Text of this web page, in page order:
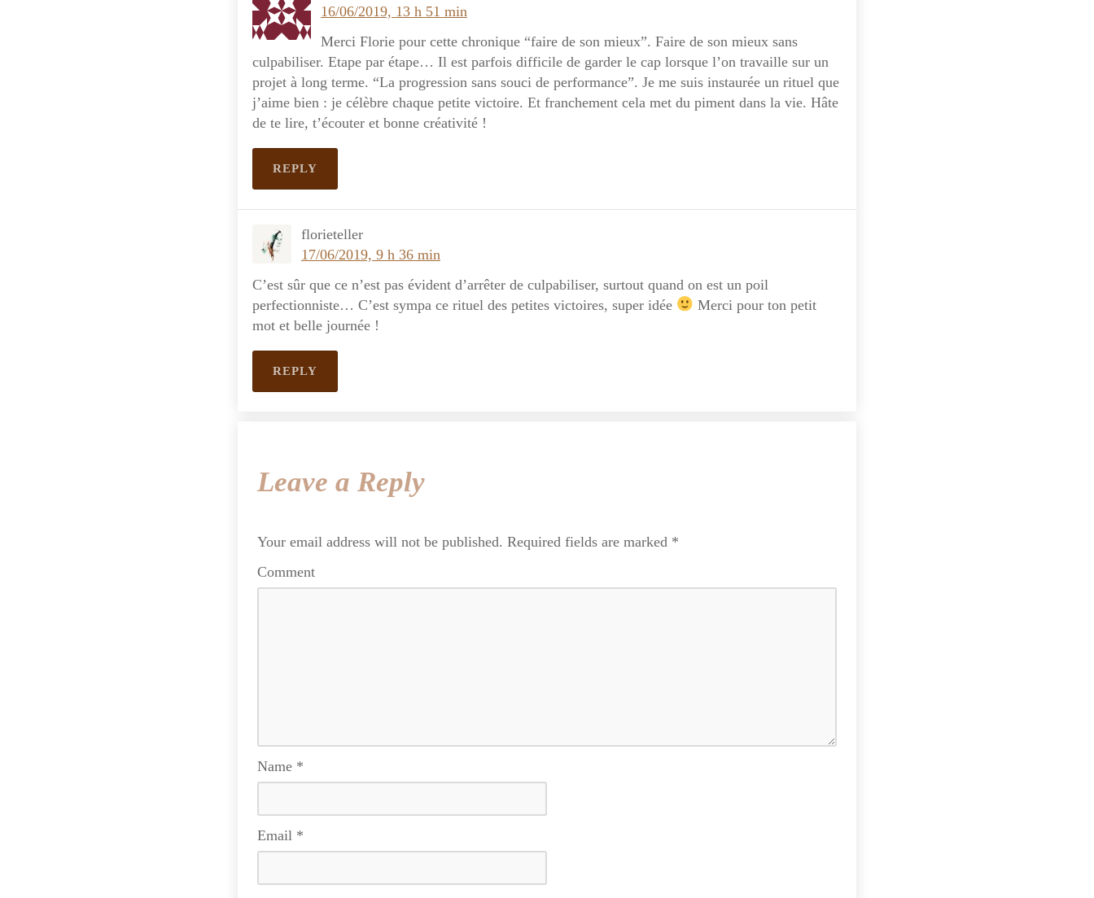
16/06/2019, 13 h 51 min
Merci Florie pour cette chronique “faire de son mieux”. Faire de son mieux sans
culpabiliser. Etape par étape… Il est parfois difficile de garder le cap lorsque l’on travaille sur un
projet à long terme. “La progression sans souci de performance”. Je me suis instaurée un rituel que
j’aime bien : je célèbre chaque petite victoire. Et franchement cela met du piment dans la vie. Hâte
de te lire, t’écouter et bonne créativité !
REPLY
florieteller
17/06/2019, 9 h 36 min
C’est sûr que ce n’est pas évident d’arrêter de culpabiliser, surtout quand on est un poil
perfectionniste… C’est sympa ce rituel des petites victoires, super idée
Merci pour ton petit
mot et belle journée !
REPLY
Leave a Reply
Your email address will not be published. Required fields are marked *
Comment
Name *
Email *